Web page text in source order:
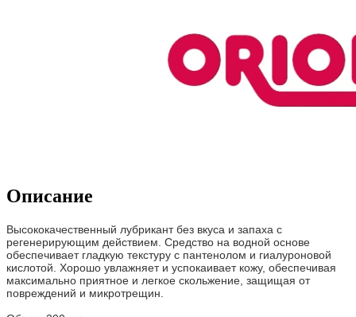
Описание
Высококачественный лубрикант без вкуса и запаха с
регенерирующим действием. Средство на водной основе
обеспечивает гладкую текстуру с пантенолом и гиалуроновой
кислотой. Хорошо увлажняет и успокаивает кожу, обеспечивая
максимально приятное и легкое скольжение, защищая от
повреждений и микротрещин.